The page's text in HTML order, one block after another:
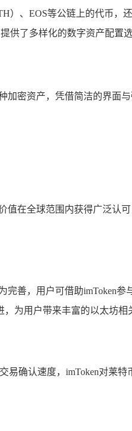
）、EOS等公链上的代币，
供了多样化的数字资产配置
密资产，凭借简洁的界面
在全球范围内获得广泛认
善，用户可借助imToken
为用户带来丰富的以太坊相
确认速度，imToken对莱